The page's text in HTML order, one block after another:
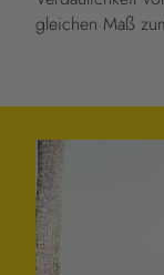
gleichen Maß